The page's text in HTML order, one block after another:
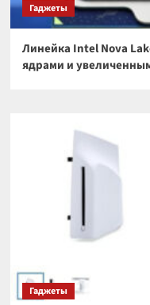
Гаджеты
Линейка Intel Nova
ядрами и
Гаджеты